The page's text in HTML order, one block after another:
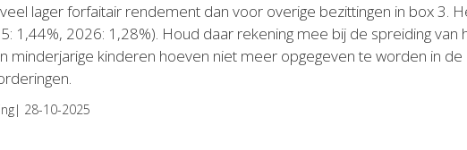
lager forfaitair rendement dan voor overige bezittingen in box 3.
1,44%, 2026: 1,28%). Houd daar rekening mee bij de spreiding van
minderjarige kinderen hoeven niet meer opgegeven te worden in de
28-10-2025